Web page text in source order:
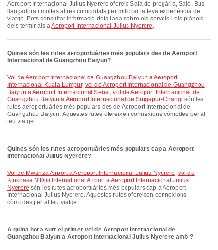
Aeroport Internacional Julius Nyerere ofereix Sala de pregària, Saló, Bus
llançadora i moltes altres comoditats per millorar la teva experiència de
viatge. Pots consultar informació detallada sobre els serveis i els plànols
dels terminals aAeroport Internacional Julius Nyerere .
Quines són les rutes aeroportuàries més populars des de Aeroport
Internacional de Guangzhou Baiyun?
vol de Aeroport Internacional de Guangzhou Baiyun a Aeroport
Internacional Kuala Lumpur, vol de Aeroport Internacional de Guangzhou
Baiyun a Aeroport Internacional Senai,vol de Aeroport Internacional de
Guangzhou Baiyun a Aeroport Internacional de Singapur-Changi són les
rutes aeroportuàries més populars des de Aeroport Internacional de
Guangzhou Baiyun. Aquestes rutes ofereixen connexions còmodes per al
teu viatge.
Quines són les rutes aeroportuàries més populars cap a Aeroport
Internacional Julius Nyerere?
vol de Mwanza Airport a Aeroport Internacional Julius Nyerere , vol de
Kinshasa N'Djili International Airport a Aeroport Internacional Julius
Nyerere són les rutes aeroportuàries més populars cap a Aeroport
Internacional Julius Nyerere. Aquestes rutes ofereixen connexions
còmodes per al teu viatge.
A quina hora surt el primer vol de Aeroport Internacional de
Guangzhou Baiyun a Aeroport Internacional Julius Nyerere amb ?